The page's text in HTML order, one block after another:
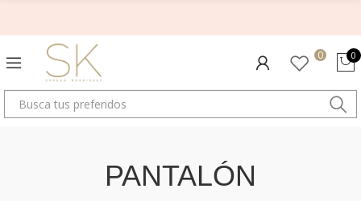
0 0
PANTALÓN